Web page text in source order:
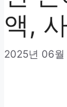
액,
2025년 06월